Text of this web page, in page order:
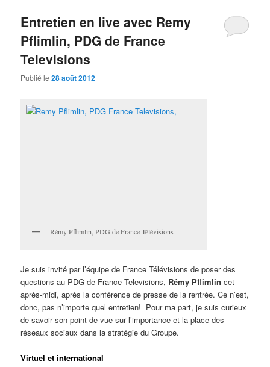
Entretien en live avec Remy
Pflimlin, PDG de France
Televisions
Publié le28 août 2012
Rémy Pflimlin, PDG de France Télévisions
Je suis invité par l’équipe de France Télévisions de poser des
questions au PDG de France Televisions, Rémy Pflimlin cet
après-midi, après la conférence de presse de la rentrée. Ce n’est,
donc, pas n’importe quel entretien! Pour ma part, je suis curieux
de savoir son point de vue sur l’importance et la place des
réseaux sociaux dans la stratégie du Groupe.
Virtuel et international